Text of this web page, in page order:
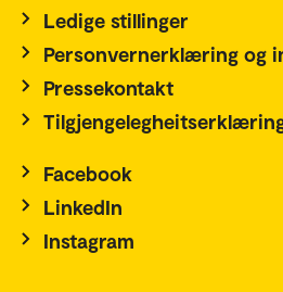
Ledige stillinger
Personvernerklæring og
Pressekontakt
Facebook
LinkedIn
Instagram